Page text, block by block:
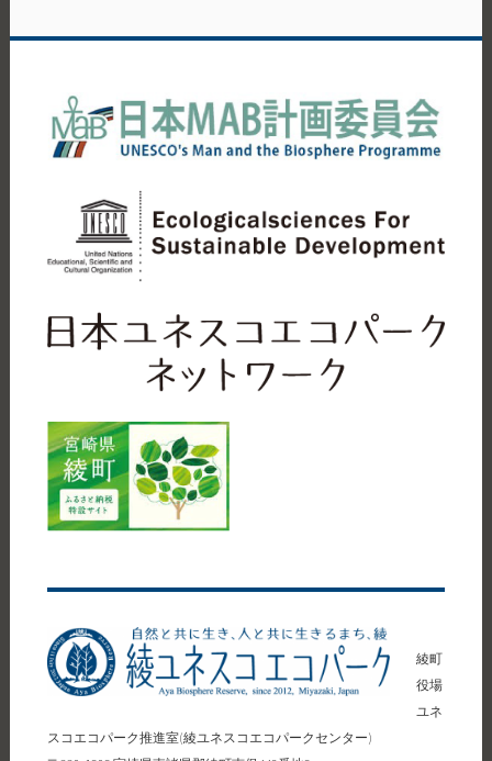
綾町
役場
ユネ
スコエコパーク推進室(綾ユネスコエコパークセンター)